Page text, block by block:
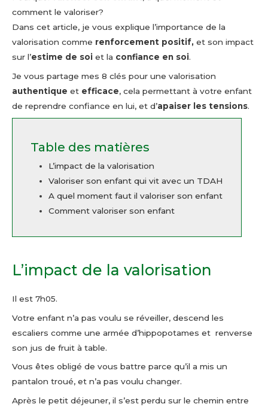
comment le valoriser?
Dans cet article, je vous explique l’importance de la
valorisation comme renforcement positif, et son impact
sur l’estime de soi et la confiance en soi.
Je vous partage mes 8 clés pour une valorisation
authentique et efficace, cela permettant à votre enfant
de reprendre confiance en lui, et d’apaiser les tensions.
Table des matières
L’impact de la valorisation
Valoriser son enfant qui vit avec un TDAH
A quel moment faut il valoriser son enfant
Comment valoriser son enfant
L’impact de la valorisation
Il est 7h05.
Votre enfant n’a pas voulu se réveiller, descend les
escaliers comme une armée d’hippopotames et renverse
son jus de fruit à table.
Vous êtes obligé de vous battre parce qu’il a mis un
pantalon troué, et n’a pas voulu changer.
Après le petit déjeuner, il s’est perdu sur le chemin entre